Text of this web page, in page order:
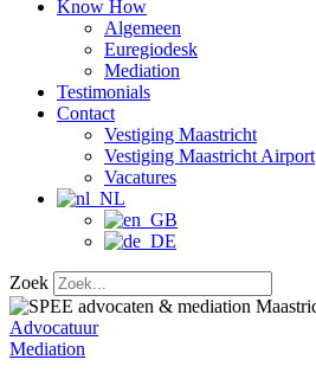
Know How
Algemeen
Euregiodesk
Mediation
Testimonials
Contact
Vestiging Maastricht
Vestiging Maastricht Airport
Vacatures
Zoek
Advocatuur
Mediation